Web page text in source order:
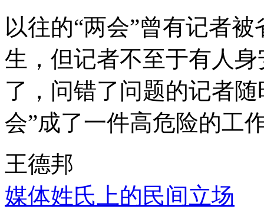
以往的“两会”曾有记者
生，但记者不至于有人
了，问错了问题的记者
会”成了一件高危险的工
王德邦
媒体姓氏上的民间立场